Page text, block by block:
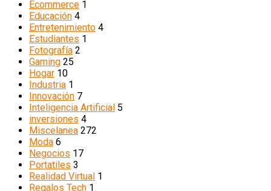
Ecommerce 1
Educación 4
Entretenimiento 4
Estudiantes 1
Fotografía 2
Gaming 25
Hogar 10
Industria 1
Innovación 7
Inteligencia Artificial 5
inversiones 4
Miscelanea 272
Moda 6
Negocios 17
Portatiles 3
Realidad Virtual 1
Regalos Tech 1